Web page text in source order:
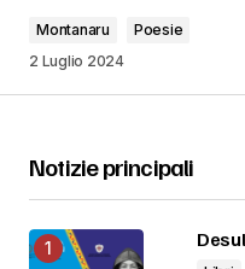
Montanaru
Poesie
2 Luglio 2024
Notizie principali